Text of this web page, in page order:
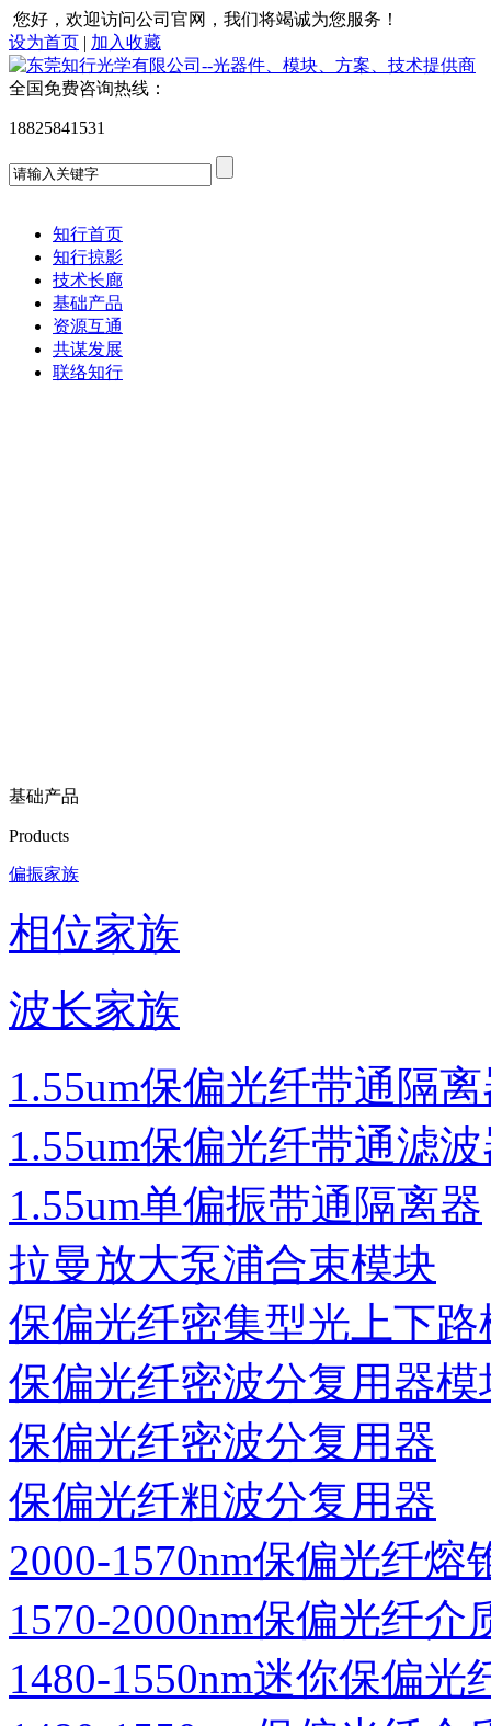
您好，欢迎访问公司官网，我们将竭诚为您服务！
设为首页 | 加入收藏
全国免费咨询热线：
18825841531
知行首页
知行掠影
技术长廊
基础产品
资源互通
共谋发展
联络知行
基础产品
Products
偏振家族
相位家族
波长家族
1.55um保偏光纤带通隔
1.55um保偏光纤带通滤
1.55um单偏振带通隔离器
拉曼放大泵浦合束模块
保偏光纤密集型光上下路
保偏光纤密波分复用器模
保偏光纤密波分复用器
保偏光纤粗波分复用器
2000-1570nm保偏光纤熔
1570-2000nm保偏光纤介
1480-1550nm迷你保偏光